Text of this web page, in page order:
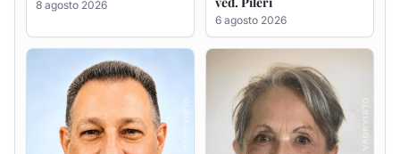
Massimo Ricciu
6 agosto 2026
Maria Teresa Floris ved.
6 agosto 2026